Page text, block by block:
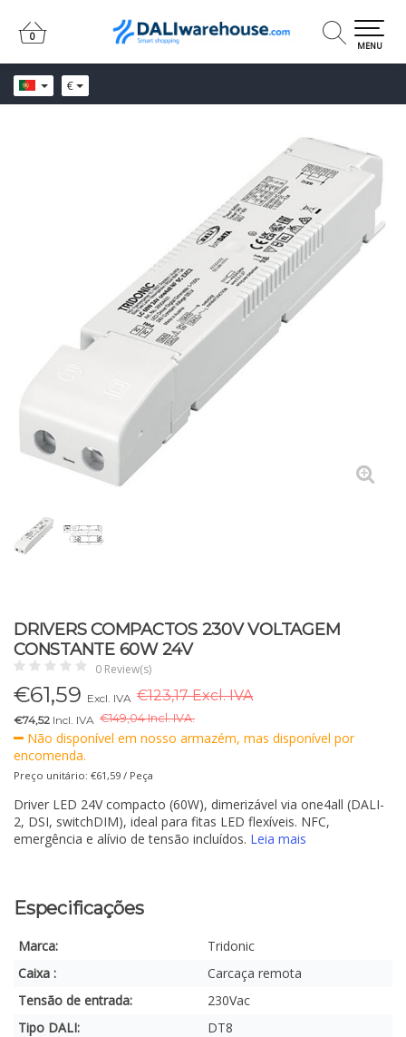
€
0
0
MENU
DRIVERS COMPACTOS 230V VOLTAGEM
CONSTANTE 60W 24V
0 Review(s)
€61,59 Excl. IVA €123,17 Excl. IVA
€74,52 Incl. IVA €149,04 Incl. IVA.
Não disponível em nosso armazém, mas disponível por
encomenda.
Preço unitário: €61,59 / Peça
Driver LED 24V compacto (60W), dimerizável via one4all (DALI-
2, DSI, switchDIM), ideal para fitas LED flexíveis. NFC,
emergência e alívio de tensão incluídos. Leia mais
Especificações
Marca:
Tridonic
Caixa :
Carcaça remota
Tensão de entrada:
230Vac
Tipo DALI:
DT8